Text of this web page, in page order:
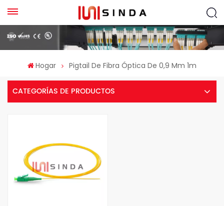
Hogar Pigtail De Fibra Óptica De 0,9 Mm 1m
CATEGORÍAS DE PRODUCTOS